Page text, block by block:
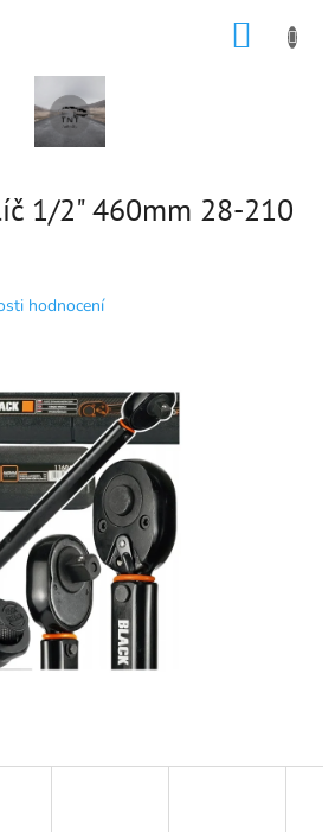
1/2" 460mm 28-210
hodnocení